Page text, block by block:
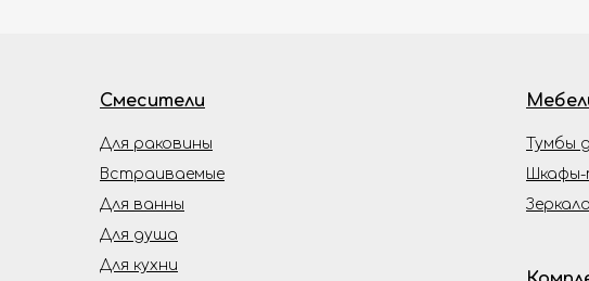
Смесители
Тумбы
Шкафы-
Встраиваемые
Для кухни
Для ванны
Для душа
Для раковины